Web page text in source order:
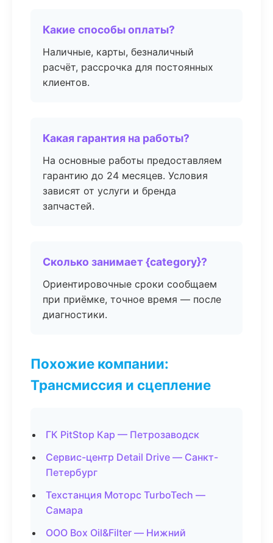
Какие способы оплаты?
Наличные, карты, безналичный
расчёт, рассрочка для постоянных
клиентов.
Какая гарантия на работы?
На основные работы предоставляем
гарантию до 24 месяцев. Условия
зависят от услуги и бренда
запчастей.
Сколько занимает {category}?
Ориентировочные сроки сообщаем
при приёмке, точное время — после
диагностики.
Похожие компании:
Трансмиссия и сцепление
ГК PitStop Кар — Петрозаводск
Сервис-центр Detail Drive — Санкт-
Петербург
Техстанция Моторс TurboTech —
Самара
ООО Box Oil&Filter — Нижний